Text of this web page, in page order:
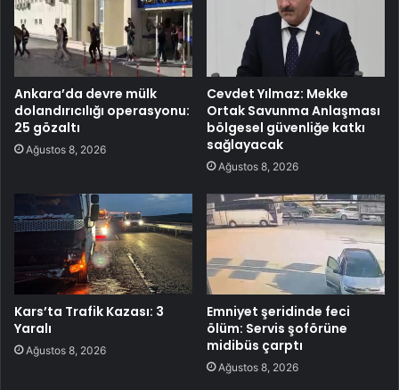
Ankara’da devre mülk
dolandırıcılığı operasyonu:
25 gözaltı
Ağustos 8, 2026
Cevdet Yılmaz: Mekke
Ortak Savunma Anlaşması
bölgesel güvenliğe katkı
sağlayacak
Ağustos 8, 2026
Kars’ta Trafik Kazası: 3
Yaralı
Ağustos 8, 2026
Emniyet şeridinde feci
ölüm: Servis şoförüne
midibüs çarptı
Ağustos 8, 2026